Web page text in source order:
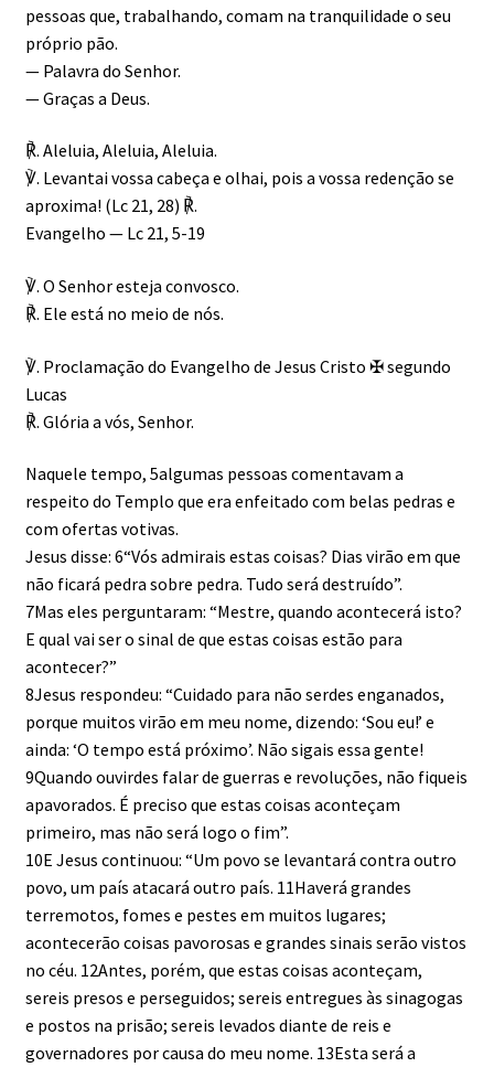
pessoas que, trabalhando, comam na tranquilidade o seu
próprio pão.
— Palavra do Senhor.
— Graças a Deus.
℟. Aleluia, Aleluia, Aleluia.
℣. Levantai vossa cabeça e olhai, pois a vossa redenção se
aproxima! (Lc 21, 28) ℟.
Evangelho — Lc 21, 5-19
℣. O Senhor esteja convosco.
℟. Ele está no meio de nós.
℣. Proclamação do Evangelho de Jesus Cristo ✠ segundo
Lucas
℟. Glória a vós, Senhor.
Naquele tempo, 5algumas pessoas comentavam a
respeito do Templo que era enfeitado com belas pedras e
com ofertas votivas.
Jesus disse: 6“Vós admirais estas coisas? Dias virão em que
não ficará pedra sobre pedra. Tudo será destruído”.
7Mas eles perguntaram: “Mestre, quando acontecerá isto?
E qual vai ser o sinal de que estas coisas estão para
acontecer?”
8Jesus respondeu: “Cuidado para não serdes enganados,
porque muitos virão em meu nome, dizendo: ‘Sou eu!’ e
ainda: ‘O tempo está próximo’. Não sigais essa gente!
9Quando ouvirdes falar de guerras e revoluções, não fiqueis
apavorados. É preciso que estas coisas aconteçam
primeiro, mas não será logo o fim”.
10E Jesus continuou: “Um povo se levantará contra outro
povo, um país atacará outro país. 11Haverá grandes
terremotos, fomes e pestes em muitos lugares;
acontecerão coisas pavorosas e grandes sinais serão vistos
no céu. 12Antes, porém, que estas coisas aconteçam,
sereis presos e perseguidos; sereis entregues às sinagogas
e postos na prisão; sereis levados diante de reis e
governadores por causa do meu nome. 13Esta será a